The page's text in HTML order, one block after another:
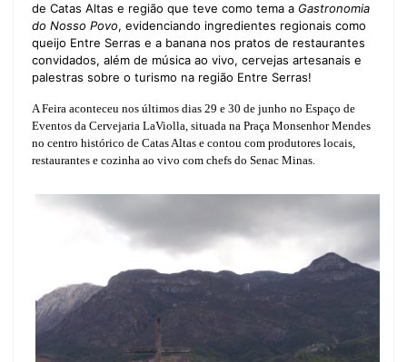
de Catas Altas e região que teve como tema a Gastronomia
do Nosso Povo, evidenciando ingredientes regionais como
queijo Entre Serras e a banana nos pratos de restaurantes
convidados, além de música ao vivo, cervejas artesanais e
palestras sobre o turismo na região Entre Serras!
A Feira aconteceu nos últimos dias 29 e 30 de junho no Espaço de
Eventos da Cervejaria LaViolla, situada na Praça Monsenhor Mendes
no centro histórico de Catas Altas e contou com produtores locais,
restaurantes e cozinha ao vivo com chefs do Senac Minas.